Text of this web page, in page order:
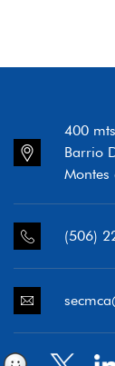
400
Barrio
Montes
(506)